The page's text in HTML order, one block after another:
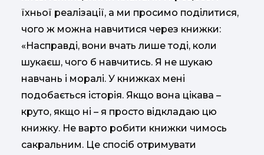
їхньої реалізації, а ми просимо поділитися,
чого ж можна навчитися через книжки:
«Насправді, вони вчать лише тоді, коли
шукаєш, чого б навчитись. Я не шукаю
навчань і моралі. У книжках мені
подобається історія. Якщо вона цікава –
круто, якщо ні – я просто відкладаю цю
книжку. Не варто робити книжки чимось
сакральним. Це спосіб отримувати